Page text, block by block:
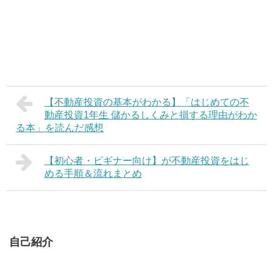
【不動産投資の基本がわかる】「はじめての不
動産投資1年生 儲かるしくみと損する理由がわか
る本」を読んだ感想
【初心者・ビギナー向け】が不動産投資をはじ
める手順＆流れまとめ
自己紹介